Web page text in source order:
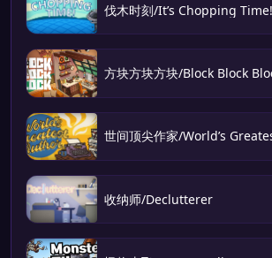
伐木时刻/It’s Chopping Time!
方块方块方块/Block Block
世间顶尖作家/World’s
收纳师/Declutterer